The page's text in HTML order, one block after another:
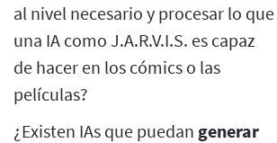
al nivel necesario y procesar lo que
una IA como J.A.R.V.I.S. es capaz
de hacer en los cómics o las
películas?
¿Existen IAs que puedan generar